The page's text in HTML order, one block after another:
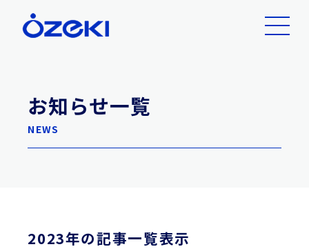
お知らせ一覧
NEWS
2023年の記事一覧表示